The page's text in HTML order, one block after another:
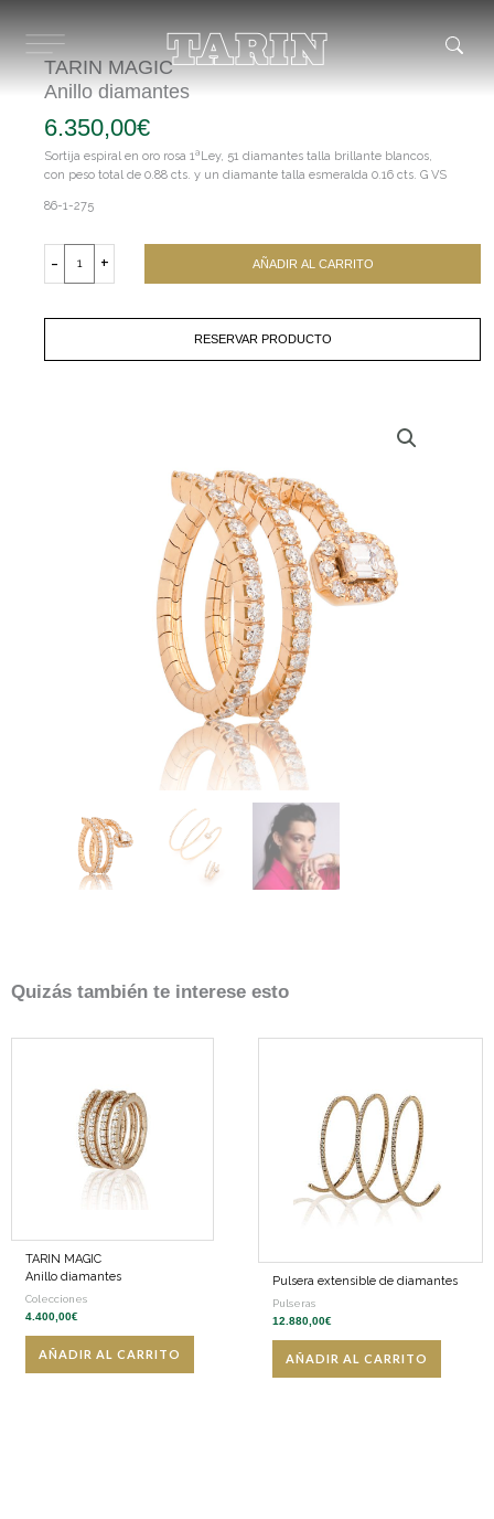
contenido
TARIN MAGIC
Anillo diamantes
6.350,00€
Sortija espiral en oro rosa 1ªLey, 51 diamantes talla brillante blancos,
con peso total de 0.88 cts. y un diamante talla esmeralda 0.16 cts. G VS
86-1-275
-
MAGIC
+ AÑADIR AL CARRITO
RESERVAR PRODUCTO
Quizás también te interese esto
TARIN MAGIC
Anillo diamantes
Colecciones
4.400,00€
AÑADIR AL CARRITO
Pulsera extensible de diamantes
Pulseras
12.880,00€
AÑADIR AL CARRITO